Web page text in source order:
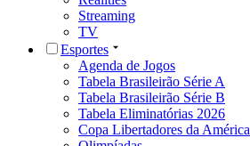
Streaming
TV
Esportes
Agenda de Jogos
Tabela Brasileirão Série A
Tabela Brasileirão Série B
Tabela Eliminatórias 2026
Copa Libertadores da América